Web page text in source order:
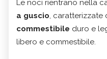
Le noci rientrano nella
a guscio, caratterizzate
commestibile duro e
libero e commestibile.